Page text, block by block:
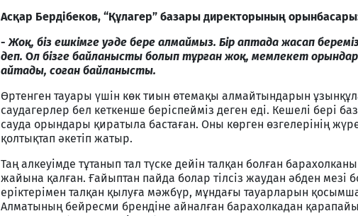
Асқар Бердібеков, “Құлагер” базары директорының
-Жоқ, біз ешкімге уәде бере алмаймыз. Бір аптада жасап
деп. Ол бізге байланысты болып тұрған жоқ, мемлекет
айтады, соған байланысты.
Өртенген тауары үшін көк тиын өтемақы алмайтындарын
саудагерлер бел кеткенше беріспейміз деген еді. Кешелі бері
сауда орындары қиратыла бастаған. Оны көрген өзгелерінің
қолтықтап әкетіп жатыр.
Таң алкеуімде тұтанып тал түске дейін талқан болған
жайына қалған. Ғайыптан пайда болар тілсіз жаудан әбден мезі
еріктерімен талқан қылуға мәжбүр, мұндағы тауарларын
Алматының бейресми брендіне айналған барахолкадан